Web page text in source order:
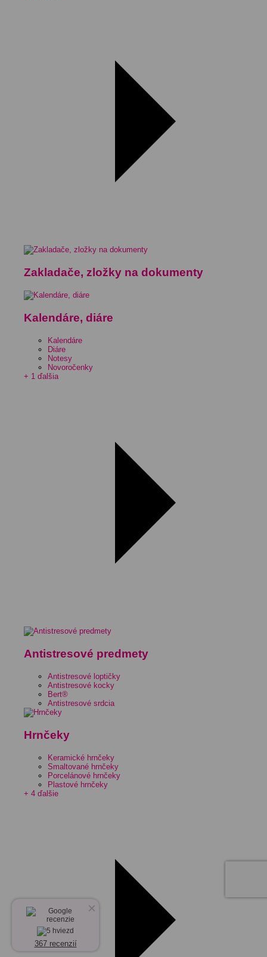
Zakladače, zložky na dokumenty
Kalendáre, diáre
Kalendáre
Diáre
Notesy
Novoročenky
+ 1 ďalšia
Antistresové predmety
Antistresové loptičky
Antistresové kocky
Bert®
Antistresové srdcia
Hrnčeky
Keramické hrnčeky
Smaltované hrnčeky
Porcelánové hrnčeky
Plastové hrnčeky
+ 4 ďalšie
×
367 recenzií